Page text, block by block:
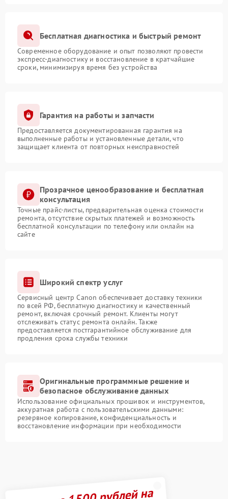
Бесплатная диагностика и быстрый ремонт
Современное оборудование и опыт позволяют провести
экспресс-диагностику и восстановление в кратчайшие
сроки, минимизируя время без устройства
Гарантия на работы и запчасти
Предоставляется документированная гарантия на
выполненные работы и установленные детали, что
защищает клиента от повторных неисправностей
Прозрачное ценообразование и бесплатная
консультация
Точные прайс-листы, предварительная оценка стоимости
ремонта, отсутствие скрытых платежей и возможность
бесплатной консультации по телефону или онлайн на
сайте
Широкий спектр услуг
Сервисный центр Canon обеспечивает доставку техники
по всей РФ, бесплатную диагностику и качественный
ремонт, включая срочный ремонт. Клиенты могут
отслеживать статус ремонта онлайн. Также
предоставляется постгарантийное обслуживание для
продления срока службы техники
Оригинальные программные решение и
безопасное обслуживание данных
Использование официальных прошивок и инструментов,
аккуратная работа с пользовательскими данными:
резервное копирование, конфиденциальность и
восстановление информации при необходимости